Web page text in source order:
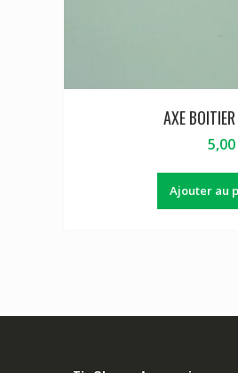
AXE
5,00
Ajouter au